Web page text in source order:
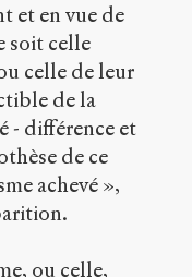
et en vue de
soit celle
celle de leur
de la
- différence et
de ce
achevé »,
ou celle,